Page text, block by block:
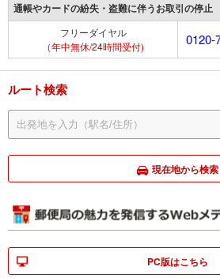
通帳やカードの紛失・盗難に伴うお取引の停止
フリーダイヤル
（年中無休/24時間受付)
0120-
ルート検索
現在地から検索
PC版はこちら